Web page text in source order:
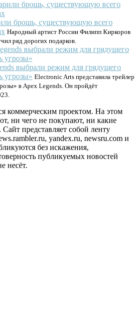
брошь, существующую всего
Народный артист России Филипп Киркоров
ряд дорогих подарков.
выбрали режим для грядущего
угрозы» Electronic Arts представила трейлер
в Apex Legends. Он пройдёт
коммерческим проектом. На этом
ни чего не покупают, ни какие
представляет собой ленту
yandex.ru, newsru.com и
без искажения,
публикуемых новостей
несёт.